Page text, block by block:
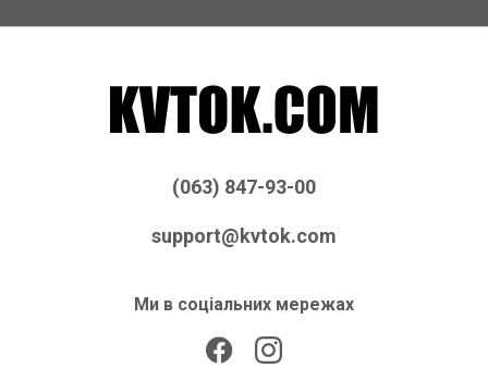
(063) 847-93-00
support@kvtok.com
Ми в соціальних мережах